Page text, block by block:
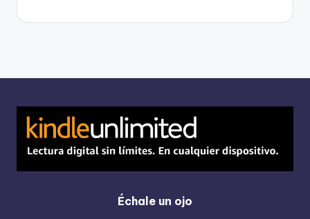
Échale un ojo